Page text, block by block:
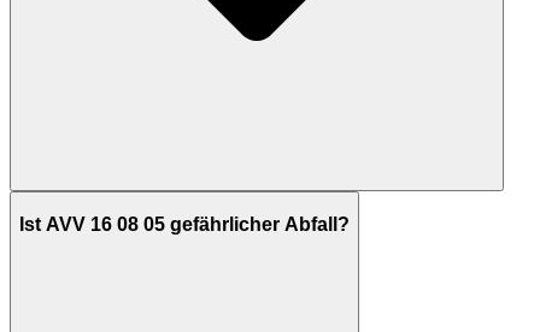
Ist AVV 16 08 05 gefährlicher Abfall?